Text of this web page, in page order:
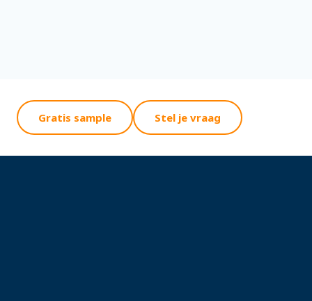
Gratis sample Stel je vraag